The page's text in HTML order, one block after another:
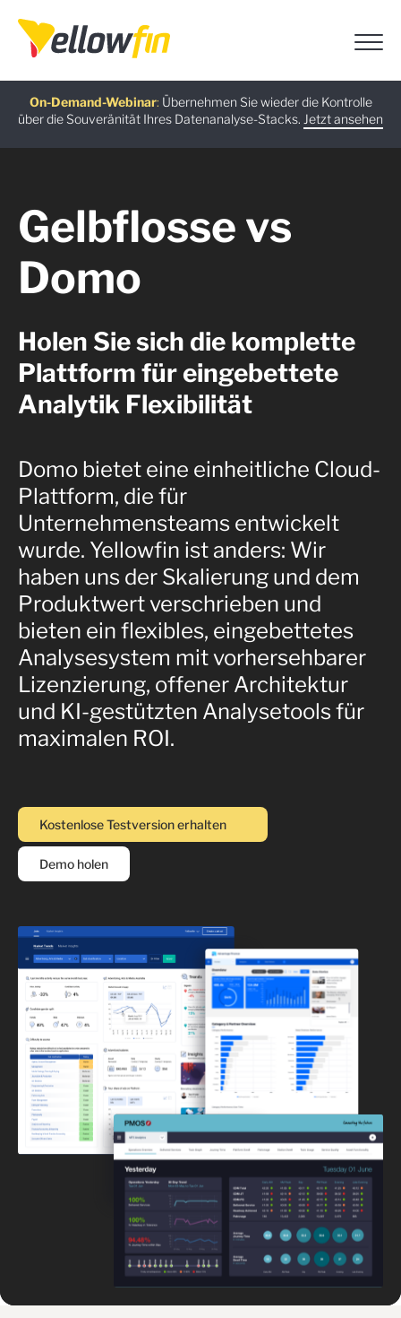
On-Demand-Webinar: Übernehmen Sie wieder die Kontrolle
über die Souveränität Ihres Datenanalyse-Stacks. Jetzt ansehen
Neueste Version
Kostenloser Leitfaden :
Jetzt herunterladen
KI-Chatbot-Assistenten:
Gelbflosse vs
Domo
Holen Sie sich die komplette
Plattform für eingebettete
Analytik Flexibilität
Domo bietet eine einheitliche Cloud-
Plattform, die für
Unternehmensteams entwickelt
wurde. Yellowfin ist anders: Wir
haben uns der Skalierung und dem
Produktwert verschrieben und
bieten ein flexibles, eingebettetes
Analysesystem mit vorhersehbarer
Lizenzierung, offener Architektur
und KI-gestützten Analysetools für
maximalen ROI.
Kostenlose Testversion erhalten
Demo holen